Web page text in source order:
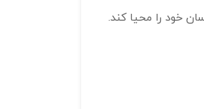
خود را محیا کند.